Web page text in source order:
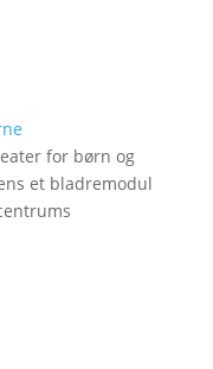
for børn og
et bladremodul